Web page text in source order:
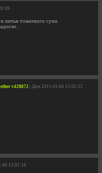
питья томатного супа.
v428872 | Дата 2015-01-06 13:02:12
06 13:01:16